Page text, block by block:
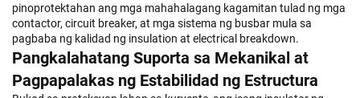
pinoprotektahan ang mga mahahalagang kagamitan tulad ng mga
contactor, circuit breaker, at mga sistema ng busbar mula sa
pagbaba ng kalidad ng insulation at electrical breakdown.
Pangkalahatang Suporta sa Mekanikal at
Pagpapalakas ng Estabilidad ng Estructura